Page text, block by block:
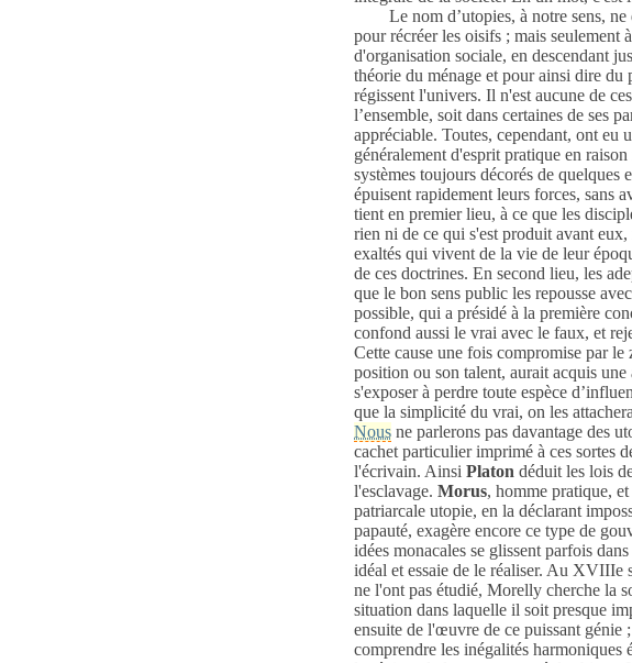
Le nom d’utopies, à notre sens,
pour récréer les oisifs ; mais seulement
d'organisation sociale, en descendant
théorie du ménage et pour ainsi dire du
régissent l'univers. Il n'est aucune de
l’ensemble, soit dans certaines de ses
appréciable. Toutes, cependant, ont eu
généralement d'esprit pratique en
systèmes toujours décorés de quelques
épuisent rapidement leurs forces, sans
tient en premier lieu, à ce que les
rien ni de ce qui s'est produit avant eux,
exaltés qui vivent de la vie de leur
de ces doctrines. En second lieu, les
que le bon sens public les repousse
possible, qui a présidé à la première
confond aussi le vrai avec le faux, et
Cette cause une fois compromise par le
position ou son talent, aurait acquis
s'exposer à perdre toute espèce
que la simplicité du vrai, on les
Nous ne parlerons pas davantage des
cachet particulier imprimé à ces sortes
l'écrivain. Ainsi Platon déduit les lois
l'esclavage. Morus, homme pratique,
patriarcale utopie, en la déclarant
papauté, exagère encore ce type de
idées monacales se glissent parfois
idéal et essaie de le réaliser. Au XVIIIe
ne l'ont pas étudié, Morelly cherche la
situation dans laquelle il soit presque
ensuite de l'œuvre de ce puissant génie
comprendre les inégalités